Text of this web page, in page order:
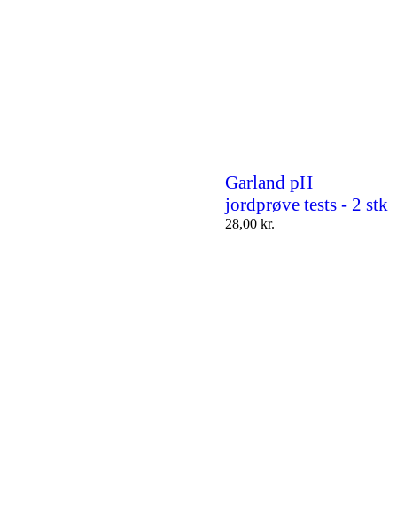
Garland pH
jordprøve tests - 2 stk
28,00 kr.